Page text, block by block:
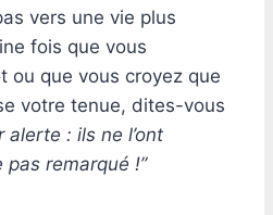
vers une vie plus
fois que vous
ou que vous croyez que
votre tenue, dites-vous
alerte : ils ne l’ont
remarqué !”